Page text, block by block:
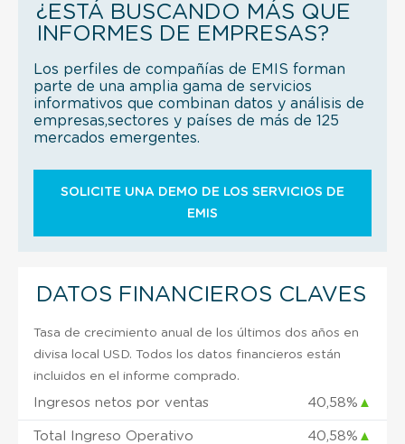
¿ESTÁ BUSCANDO MÁS QUE
INFORMES DE EMPRESAS?
Los perfiles de compañías de EMIS forman
parte de una amplia gama de servicios
informativos que combinan datos y análisis de
empresas,sectores y países de más de 125
mercados emergentes.
SOLICITE UNA DEMO DE LOS SERVICIOS DE
EMIS
DATOS FINANCIEROS CLAVES
Tasa de crecimiento anual de los últimos dos años en
divisa local USD. Todos los datos financieros están
incluidos en el informe comprado.
Ingresos netos por ventas 40,58% ▲
Total Ingreso Operativo 40,58% ▲